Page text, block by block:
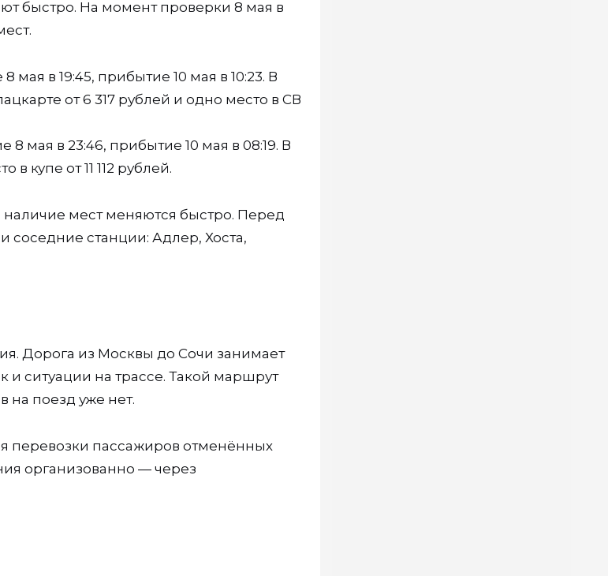
быстро. На момент проверки 8 мая в
мая в 19:45, прибытие 10 мая в 10:23. В
от 6 317 рублей и одно место в СВ
8 мая в 23:46, прибытие 10 мая в 08:19. В
купе от 11 112 рублей.
мест меняются быстро. Перед
соседние станции: Адлер, Хоста,
Дорога из Москвы до Сочи занимает
и ситуации на трассе. Такой маршрут
на поезд уже нет.
перевозки пассажиров отменённых
организованно — через